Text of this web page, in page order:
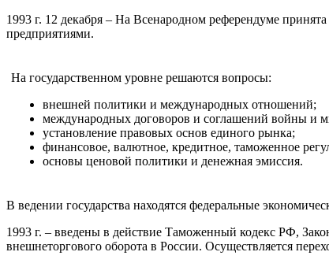
1993 г. 12 декабря – На Всенародном референдуме
предприятиями.
На государственном уровне решаются вопросы:
внешней политики и международных отношений;
международных договоров и соглашений войны и
установление правовых основ единого рынка;
финансовое, валютное, кредитное, таможенное
основы ценовой политики и денежная эмиссия.
В ведении государства находятся федеральные
1993 г. – введены в действие Таможенный кодекс РФ,
внешнеторгового оборота в России. Осуществляется